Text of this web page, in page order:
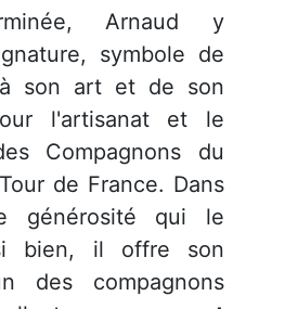
Arnaud y
symbole de
son art et de son
l'artisanat et le
Compagnons du
de France. Dans
générosité qui le
bien, il offre son
des compagnons